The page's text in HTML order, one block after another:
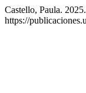
Castello, Paula.
https://